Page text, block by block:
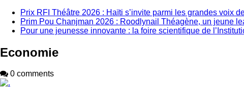
Prix RFI Théâtre 2026 : Haïti s’invite parmi les grandes voix
Prim Pou Chanjman 2026 : Roodlynail Théagène, un jeune
Pour une jeunesse innovante : la foire scientifique de
Economie
0 comments